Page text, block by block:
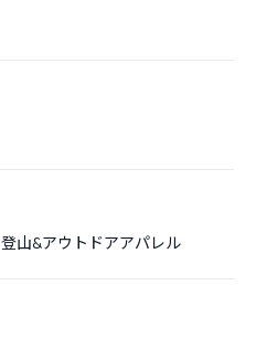
山&アウトドアアパレル